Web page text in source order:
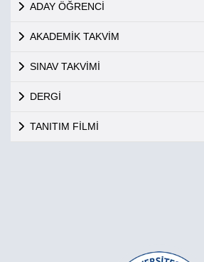
ADAY ÖĞRENCİ
AKADEMİK TAKVİM
SINAV TAKVİMİ
DERGİ
TANITIM FİLMİ